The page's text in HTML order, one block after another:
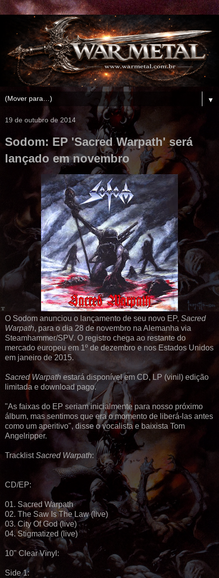
▼
19 de outubro de 2014
Sodom: EP 'Sacred Warpath' será
lançado em novembro
O Sodom anunciou o lançamento de seu novo EP, Sacred
Warpath, para o dia 28 de novembro na Alemanha via
Steamhammer/SPV. O registro chega ao restante do
mercado europeu em 1º de dezembro e nos Estados Unidos
em janeiro de 2015.
Sacred Warpath estará disponível em CD, LP (vinil) edição
limitada e download pago.
"As faixas do EP seriam inicialmente para nosso próximo
álbum, mas sentimos que era o momento de liberá-las antes
como um aperitivo", disse o vocalista e baixista Tom
Angelripper.
TracklistSacred Warpath:
CD/EP:
01. Sacred Warpath
02. The Saw Is The Law (live)
03. City Of God (live)
04. Stigmatized (live)
10" Clear Vinyl:
Side 1: